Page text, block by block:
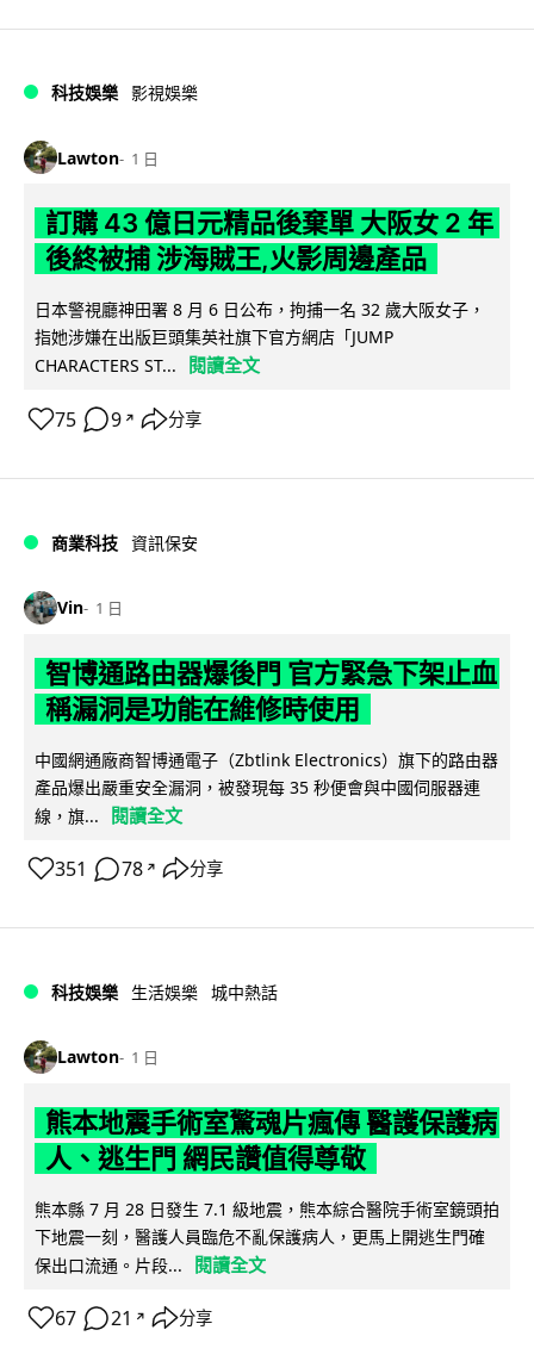
科技娛樂 影視娛樂
Lawton 1 日
訂購 43 億日元精品後棄單 大阪女 2 年
後終被捕 涉海賊王,火影周邊產品
日本警視廳神田署 8 月 6 日公布，拘捕一名 32 歲大阪女子，
指她涉嫌在出版巨頭集英社旗下官方網店「JUMP
CHARACTERS ST...
閱讀全文
75 9 ↗ 分享
商業科技 資訊保安
Vin 1 日
智博通路由器爆後門 官方緊急下架止血
稱漏洞是功能在維修時使用
中國網通廠商智博通電子（Zbtlink Electronics）旗下的路由器
產品爆出嚴重安全漏洞，被發現每 35 秒便會與中國伺服器連
線，旗...
閱讀全文
351 78 ↗ 分享
科技娛樂 生活娛樂 城中熱話
Lawton 1 日
熊本地震手術室驚魂片瘋傳 醫護保護病
人、逃生門 網民讚值得尊敬
熊本縣 7 月 28 日發生 7.1 級地震，熊本綜合醫院手術室鏡頭拍
下地震一刻，醫護人員臨危不亂保護病人，更馬上開逃生門確
保出口流通。片段...
閱讀全文
67 21 ↗ 分享